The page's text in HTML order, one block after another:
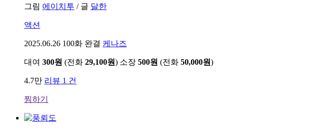
그림 에이치투 / 글 달한
액션
2025.06.26 100화 완결 케나즈
대여 300원 (전화 29,100원) 소장 500원 (전화 50,000원)
4.7만 리뷰 1 건
찜하기